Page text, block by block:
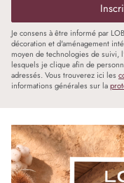
Je consens à être informé par
décoration et d'aménagement
moyen de technologies de suivi,
lesquels je clique afin de
adressés. Vous trouverez ici les
informations générales sur la